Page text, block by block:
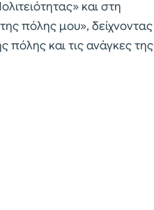
και στη
πόλης μου», δείχνοντας
πόλης και τις ανάγκες της